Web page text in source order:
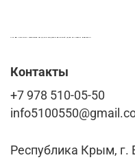
Контакты
+7 978 510-05-50
Республика Крым, г.